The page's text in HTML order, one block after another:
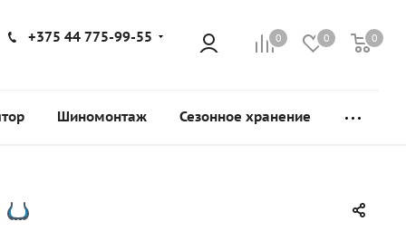
0 0 0
+375 44 775-99-55
Шиномонтаж Сезонное хранение